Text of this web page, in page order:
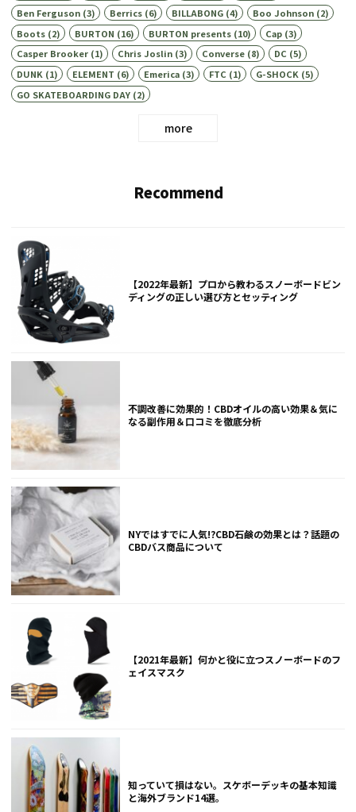
Ben Ferguson(3) Berrics(6) BILLABONG(4) Boo Johnson(2)
Boots(2) BURTON (16) BURTON presents(10) Cap(3)
Casper Brooker(1) Chris Joslin(3) Converse(8) DC (5)
DUNK (1) ELEMENT (6) Emerica(3) FTC (1) G-SHOCK (5)
GO SKATEBOARDING DAY(2)
more
Recommend
【2022年最新】プロから教わるスノーボードビン
ディングの正しい選び方とセッティング
不調改善に効果的！CBDオイルの高い効果＆気に
なる副作用＆口コミを徹底分析
NYではすでに人気!?CBD石鹸の効果とは？話題の
CBDバス商品について
【2021年最新】何かと役に立つスノーボードのフ
ェイスマスク
知っていて損はない。スケボーデッキの基本知識
と海外ブランド14選。